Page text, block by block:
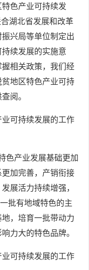
色产业可持续发
湖北省发展和改革
兴局等单位制定出
续发展的实施意
相关政策，我们经
地区特色产业可持
阅。
可持续发展的工作
色产业发展基础更加
加完善，产销衔接
展活力持续增强，
批有地域特色的主
，培育一批带动力
力大的特色品牌。
可持续发展的工作